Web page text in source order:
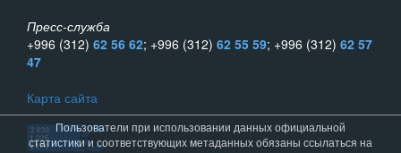
Пресс-служба
+996 (312) 62 56 62; +996 (312) 62 55 59; +996 (312) 62 57
47
Карта сайта
Пользователи при использовании данных официальной
статистики и соответствующих метаданных обязаны ссылаться на